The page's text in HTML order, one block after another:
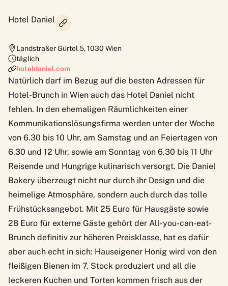
Hotel Daniel
Landstraßer Gürtel 5,1030 Wien
täglich
hoteldaniel.com
Natürlich darf im Bezug auf die besten Adressen für
Hotel-Brunch in Wien auch das Hotel Daniel nicht
fehlen. In den ehemaligen Räumlichkeiten einer
Kommunikationslösungsfirma werden unter der Woche
von 6.30 bis 10 Uhr, am Samstag und an Feiertagen von
6.30 und 12 Uhr, sowie am Sonntag von 6.30 bis 11 Uhr
Reisende und Hungrige kulinarisch versorgt. Die Daniel
Bakery überzeugt nicht nur durch ihr Design und die
heimelige Atmosphäre, sondern auch durch das tolle
Frühstücksangebot. Mit 25 Euro für Hausgäste sowie
28 Euro für externe Gäste gehört der All-you-can-eat-
Brunch definitiv zur höheren Preisklasse, hat es dafür
aber auch echt in sich: Hauseigener Honig wird von den
fleißigen Bienen im 7. Stock produziert und all die
leckeren Kuchen und Torten kommen frisch aus der